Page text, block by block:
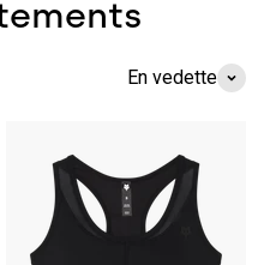
En vedette